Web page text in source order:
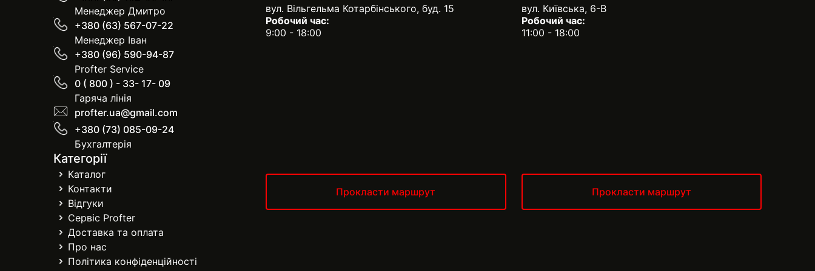
Менеджер Дмитро
+380 (63) 567-07-22
Менеджер Іван
+380 (96) 590-94-87
Profter Service
0 ( 800 ) - 33- 17- 09
Гаряча лінія
profter.ua@gmail.com
+380 (73) 085-09-24
Бухгалтерія
Категорії
Каталог
Контакти
Відгуки
Сервіс Profter
Доставка та оплата
Про нас
Політика конфіденційності
вул. Вільгельма Котарбінського, буд. 15
Робочий час:
9:00 - 18:00
Прокласти маршрут
вул. Київська, 6-В
Робочий час:
11:00 - 18:00
Прокласти маршрут